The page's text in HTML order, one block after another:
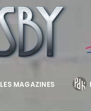
LES MAGAZINES